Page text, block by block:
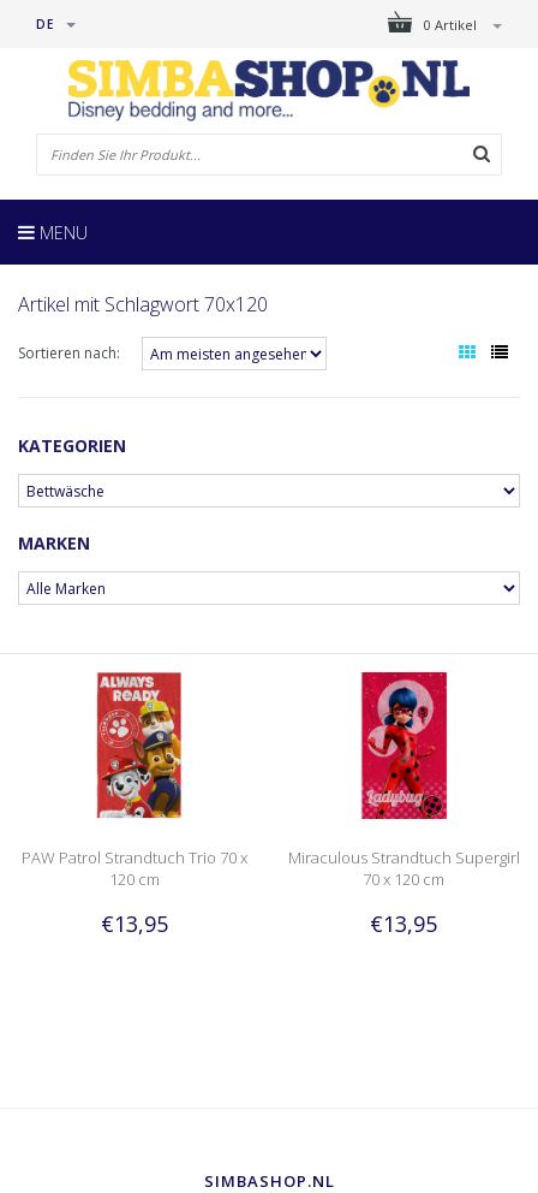
0 Artikel
DE
MENU
Artikel mit Schlagwort 70x120
Sortieren nach:
KATEGORIEN
MARKEN
PAW Patrol Strandtuch Trio 70 x
120 cm
€13,95
Miraculous Strandtuch Supergirl
70 x 120 cm
€13,95
SIMBASHOP.NL